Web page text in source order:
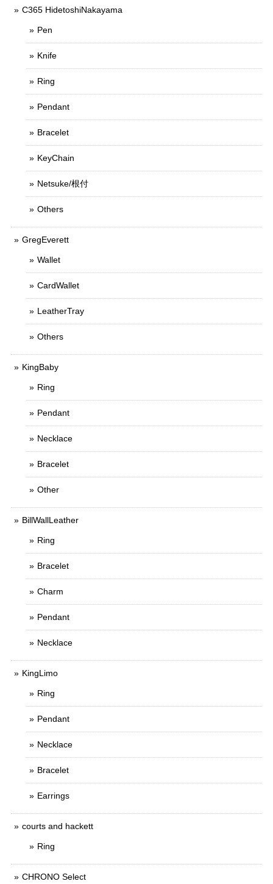
C365 HidetoshiNakayama
Pen
Knife
Ring
Pendant
Bracelet
KeyChain
Netsuke/根付
Others
GregEverett
Wallet
CardWallet
LeatherTray
Others
KingBaby
Ring
Pendant
Necklace
Bracelet
Other
BillWallLeather
Ring
Bracelet
Charm
Pendant
Necklace
KingLimo
Ring
Pendant
Necklace
Bracelet
Earrings
courts and hackett
Ring
CHRONO Select